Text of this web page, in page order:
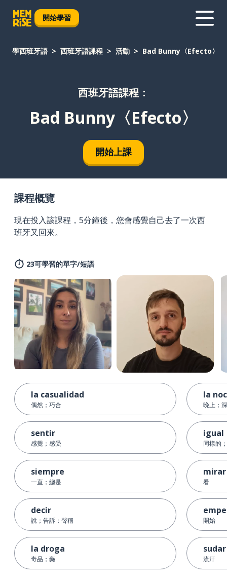
開始學習
學西班牙語 西班牙語課程 活動 Bad Bunny〈Efecto〉
西班牙語課程：
Bad Bunny〈Efecto〉
開始上課
課程概覽
現在投入該課程，5分鐘後，您會感覺自己去了一次西
班牙又回來。
23可學習的單字/短語
la casualidad
偶然；巧合
sentir
感覺；感受
siempre
一直；總是
decir
說；告訴；聲稱
la droga
毒品；藥
la
晚上；
igual
同樣的
mirar
看
開始
sudar
流汗